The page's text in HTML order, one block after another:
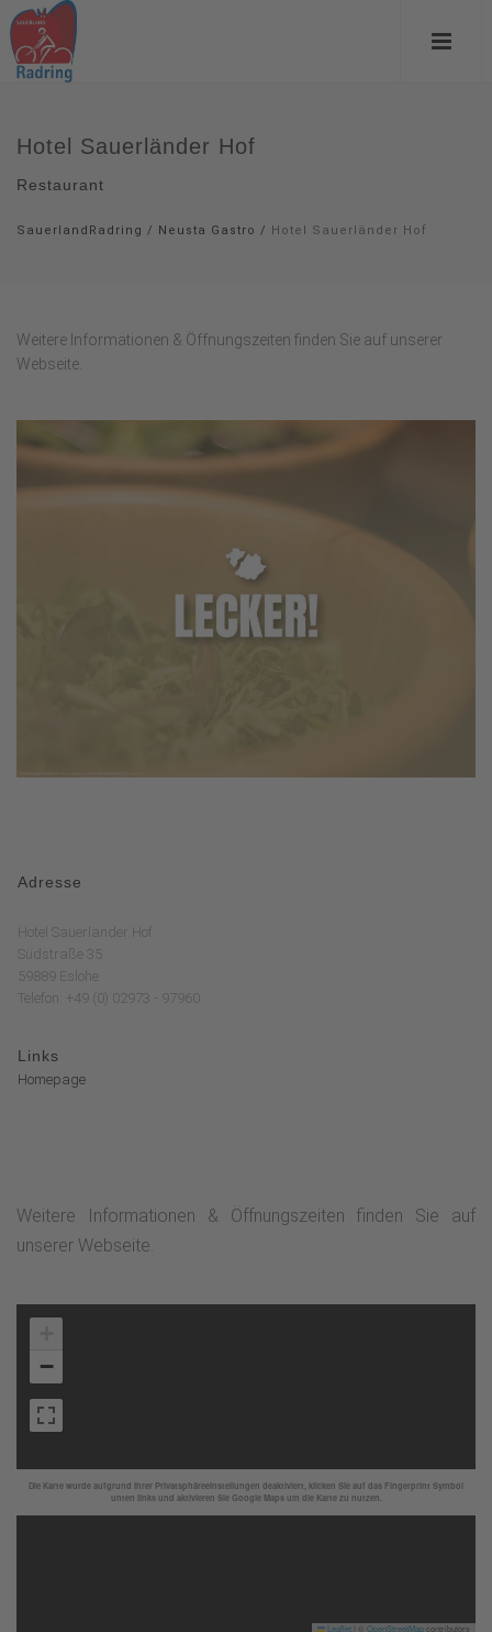
Hotel Sauerländer Hof
Restaurant
SauerlandRadring / Neusta Gastro / Hotel Sauerländer Hof
Weitere Informationen & Öffnungszeiten finden Sie auf unserer
Webseite.
Adresse
Hotel Sauerländer Hof
Südstraße 35
59889 Eslohe
Telefon: +49 (0) 02973 - 97960
Links
Homepage
Weitere Informationen & Öffnungszeiten finden Sie auf
unserer Webseite.
Die Karte wurde aufgrund Ihrer Privatsphäreeinstellungen deaktiviert, klicken Sie auf das Fingerprint Symbol
unten links und aktivieren Sie Google Maps um die Karte zu nutzen.
−
Leaflet OpenStreetMapcontributors